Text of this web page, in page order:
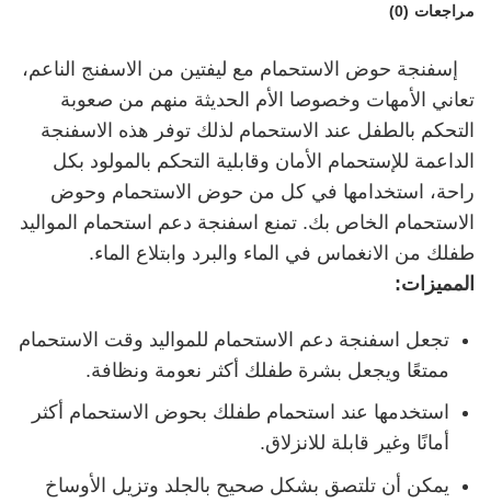
مراجعات (0)
إسفنجة حوض الاستحمام مع ليفتين من الاسفنج الناعم،
تعاني الأمهات وخصوصا الأم الحديثة منهم من صعوبة
التحكم بالطفل عند الاستحمام لذلك توفر هذه الاسفنجة
الداعمة للإستحمام الأمان وقابلية التحكم بالمولود بكل
راحة، استخدامها في كل من حوض الاستحمام وحوض
الاستحمام الخاص بك. تمنع اسفنجة دعم استحمام المواليد
طفلك من الانغماس في الماء والبرد وابتلاع الماء.
المميزات:
تجعل اسفنجة دعم الاستحمام للمواليد وقت الاستحمام
ممتعًا ويجعل بشرة طفلك أكثر نعومة ونظافة.
استخدمها عند استحمام طفلك بحوض الاستحمام أكثر
أمانًا وغير قابلة للانزلاق.
يمكن أن تلتصق بشكل صحيح بالجلد وتزيل الأوساخ